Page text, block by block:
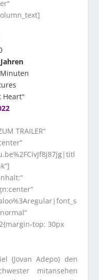
Heart“
TRAILER“
top: 30px
(Jovan Adepo) den
mitansehen